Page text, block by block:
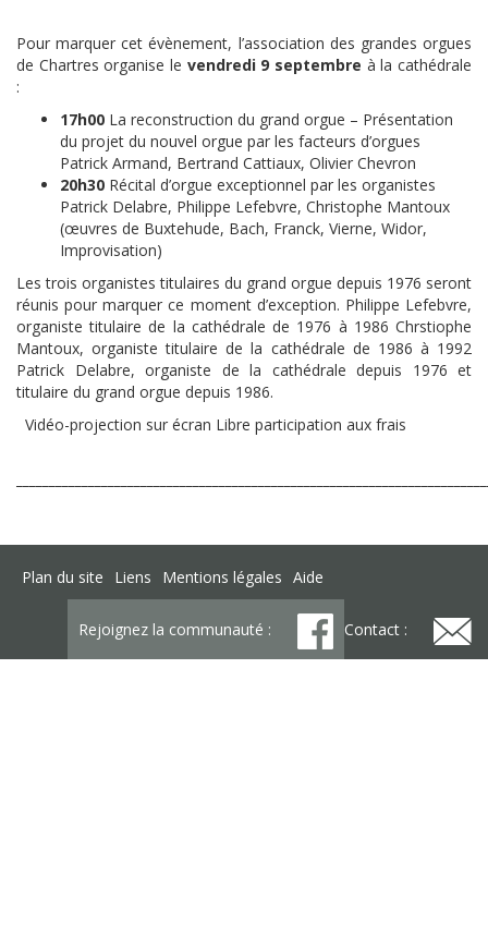
Pour marquer cet évènement, l’association des grandes orgues
de Chartres organise le vendredi 9 septembre à la cathédrale
:
17h00 La reconstruction du grand orgue – Présentation
du projet du nouvel orgue par les facteurs d’orgues
Patrick Armand, Bertrand Cattiaux, Olivier Chevron
20h30 Récital d’orgue exceptionnel par les organistes
Patrick Delabre, Philippe Lefebvre, Christophe Mantoux
(œuvres de Buxtehude, Bach, Franck, Vierne, Widor,
Improvisation)
Les trois organistes titulaires du grand orgue depuis 1976 seront
réunis pour marquer ce moment d’exception. Philippe Lefebvre,
organiste titulaire de la cathédrale de 1976 à 1986 Chrstiophe
Mantoux, organiste titulaire de la cathédrale de 1986 à 1992
Patrick Delabre, organiste de la cathédrale depuis 1976 et
titulaire du grand orgue depuis 1986.
Vidéo-projection sur écran Libre participation aux frais
Plan du site Liens Mentions légales Aide
Rejoignez la communauté : Contact :